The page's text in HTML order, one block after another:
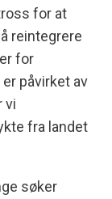
for at
reintegrere
for
påvirket av
vi
fra landet
søker